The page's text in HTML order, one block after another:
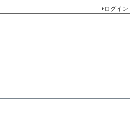
ログイン